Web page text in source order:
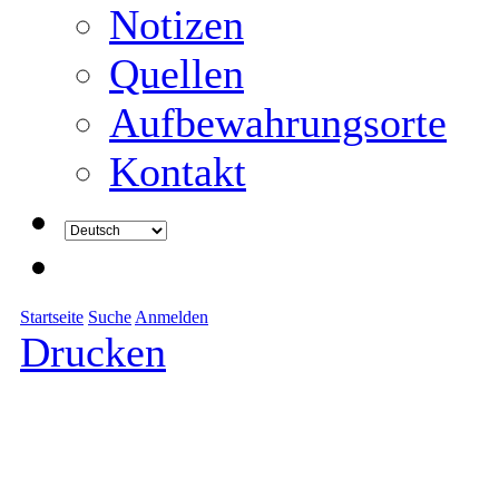
Notizen
Quellen
Aufbewahrungsorte
Kontakt
Startseite Suche Anmelden
Drucken